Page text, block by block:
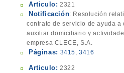
Articulo: 2321
Notificación: Resolución
contrato de servicio de ayuda
auxiliar domiciliario y
empresa CLECE, S.A.
Páginas: 3415,3416
Articulo: 2322